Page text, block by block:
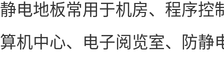
静电地板常用于机房、程序控
算机中心、电子阅览室、防